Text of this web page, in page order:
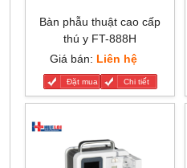
Bàn phẫu thuật cao cấp
thú y FT-888H
Giá bán: Liên hệ
Đặt mua Chi tiết